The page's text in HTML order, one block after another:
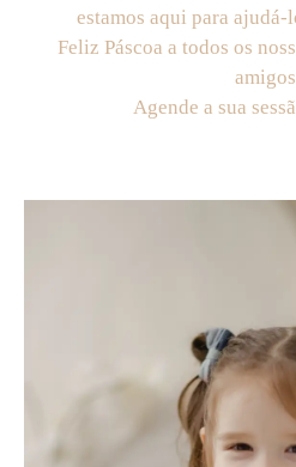
estamos aqui para
Feliz Páscoa a todos os
Agende a sua